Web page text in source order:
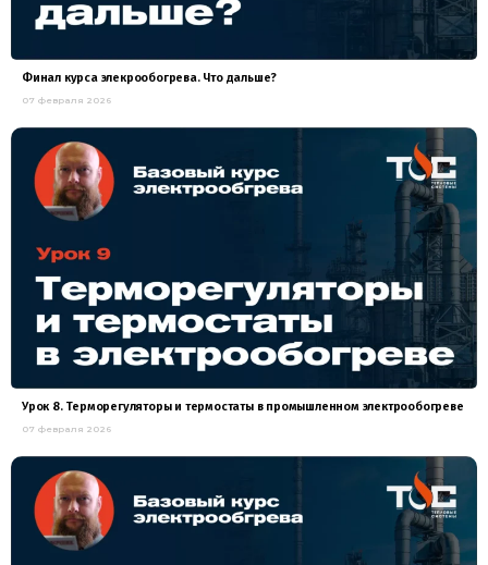
Финал курса элекрообогрева. Что дальше?
07 февраля 2026
Урок 8. Терморегуляторы и термостаты в промышленном электрообогреве
07 февраля 2026